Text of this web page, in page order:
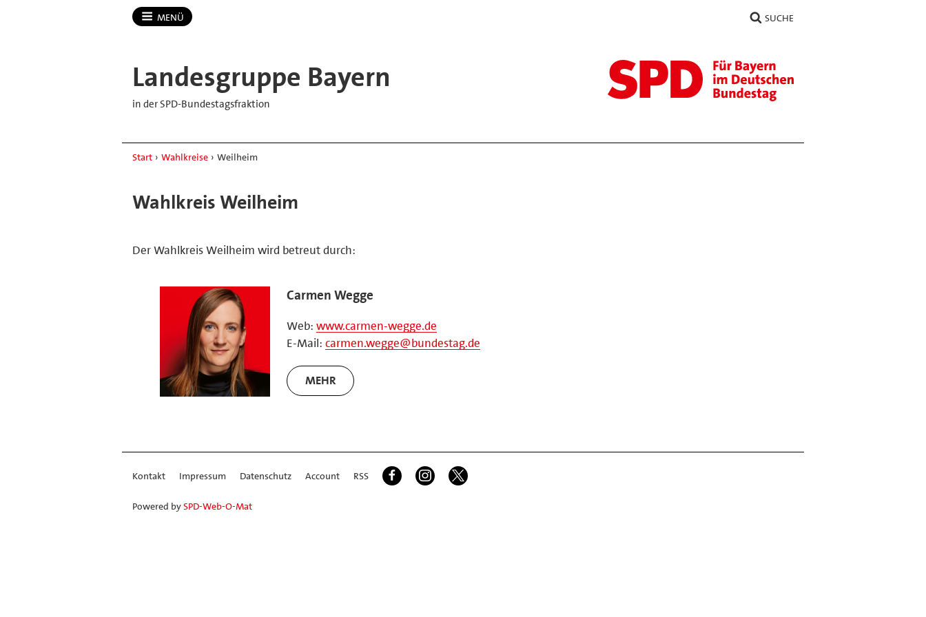
MENÜ SUCHE
Landesgruppe Bayern
in der SPD-Bundestagsfraktion
Start › Wahlkreise › Weilheim
Wahlkreis Weilheim
Der Wahlkreis Weilheim wird betreut durch:
Carmen Wegge
Web: www.carmen-wegge.de
E-Mail: carmen.wegge@bundestag.de
MEHR
Kontakt Impressum Datenschutz Account RSS
Powered bySPD-Web-O-Mat